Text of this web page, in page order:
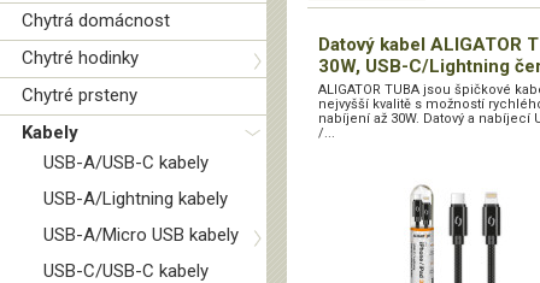
Chytrá domácnost
Chytré hodinky
Chytré prsteny
Kabely
USB-A/USB-C kabely
USB-A/Lightning kabely
USB-A/Micro USB kabely
USB-C/USB-C kabely
Datový kabel ALIGATOR
30W, USB-C/Lightning
ALIGATOR TUBA jsou špičkové
nejvyšší kvalitě s možností
nabíjení až 30W. Datový a nabíjecí
/...